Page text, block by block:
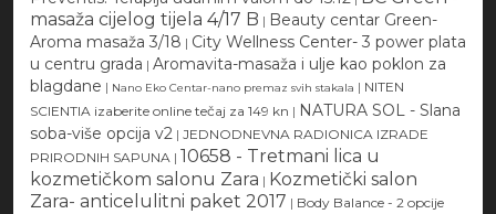
masaža cijelog tijela 4/17 B | Beauty centar Green-
Aroma masaža 3/18 | City Wellness Center- 3 power plata
u centru grada | Aromavita-masaža i ulje kao poklon za
blagdane | Nano Eko Centar-nano premaz svih stakala | NITEN
SCIENTIA izaberite online tečaj za 149 kn | NATURA SOL - Slana
soba-više opcija v2 | JEDNODNEVNA RADIONICA IZRADE
PRIRODNIH SAPUNA | 10658 - Tretmani lica u
kozmetičkom salonu Zara | Kozmetički salon
Zara- anticelulitni paket 2017 | Body Balance - 2 opcije